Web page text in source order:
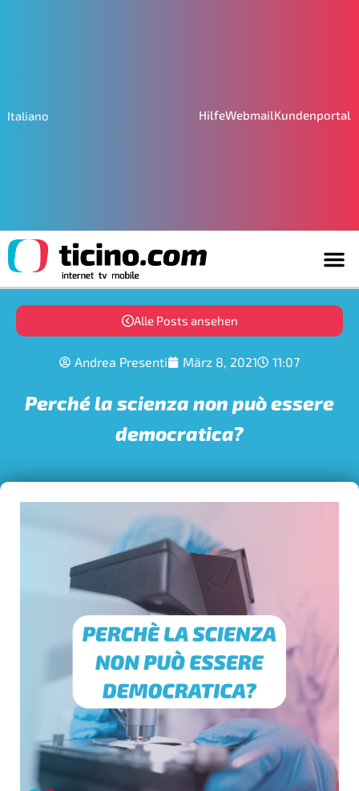
Italiano HilfeWebmailKundenportal
Alle Posts ansehen
Andrea Presenti März 8, 2021 11:07
Perché la scienza non può essere
democratica?